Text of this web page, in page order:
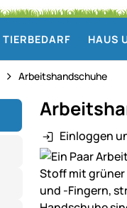
TIERBEDARF HAUS
Arbeitshandschuhe
Einloggen
Produktgalerie